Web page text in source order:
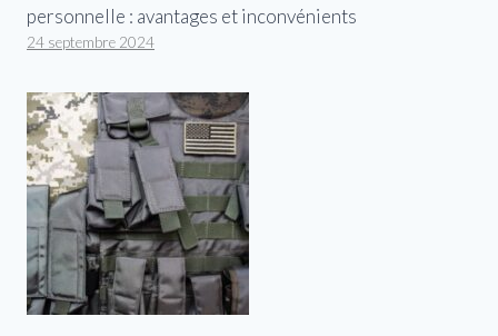
personnelle : avantages et inconvénients
24 septembre 2024